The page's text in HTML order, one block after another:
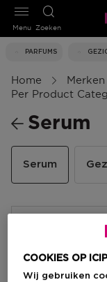
Zoeken
PARFUMS
Menu
Home Merken
Per Product
Serum
Serum
COOKIES OP
Wij gebruiken